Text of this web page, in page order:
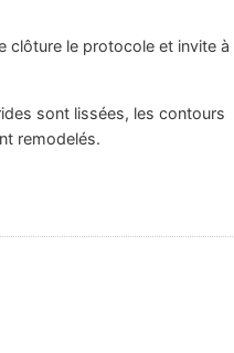
clôture le protocole et invite à
sont lissées, les contours
remodelés.